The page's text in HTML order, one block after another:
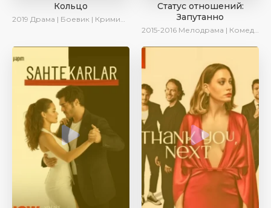
Кольцо
2019 Драма | Боевик | Криминал
Статус отношений:
Запутанно
2015-2016 Мелодрама | Комедия